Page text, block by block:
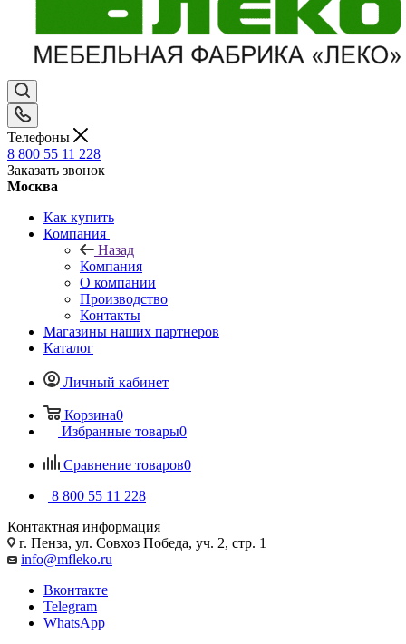
Телефоны
8 800 55 11 228
Заказать звонок
Москва
Как купить
Компания
Назад
Компания
О компании
Производство
Контакты
Магазины наших партнеров
Каталог
Личный кабинет
Корзина0
Избранные товары0
Сравнение товаров0
8 800 55 11 228
Контактная информация
г. Пенза, ул. Совхоз Победа, уч. 2, стр. 1
info@mfleko.ru
Вконтакте
Telegram
WhatsApp